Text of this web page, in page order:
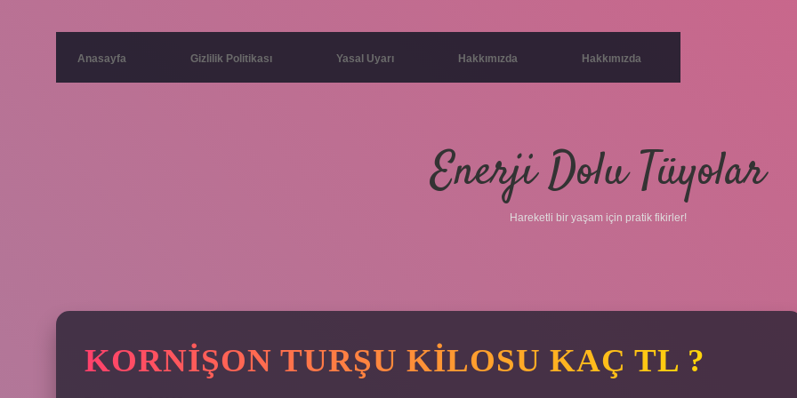
Anasayfa Gizlilik Politikası Yasal Uyarı Hakkımızda Hakkımızda
Enerji Dolu Tüyolar
Hareketli bir yaşam için pratik fikirler!
KORNIŞON TURŞU KILOSU KAÇ TL ?